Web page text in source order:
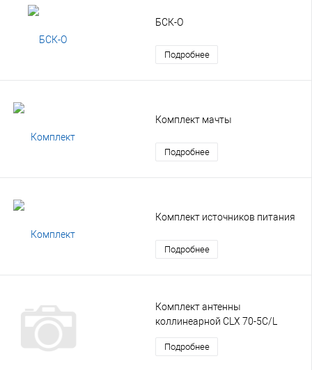
БСК-О
Подробнее
Комплект мачты
Подробнее
Комплект источников питания
Подробнее
Комплект антенны
коллинеарной CLX 70-5C/L
Подробнее